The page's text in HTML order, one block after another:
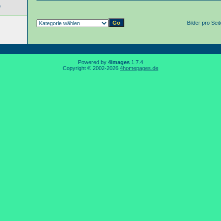
Bilder pro
Powered by 4images 1.7.4
Copyright © 2002-2026 4homepages.de